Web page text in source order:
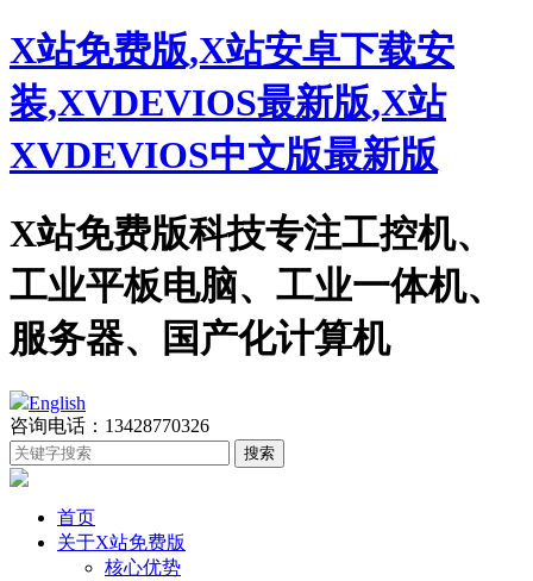
X站免费版,X站安卓下载安
装,XVDEVIOS最新版,X站
XVDEVIOS中文版最新版
X站免费版科技专注工控机、
工业平板电脑、工业一体机、
服务器、国产化计算机
English
咨询电话：13428770326
首页
关于X站免费版
核心优势